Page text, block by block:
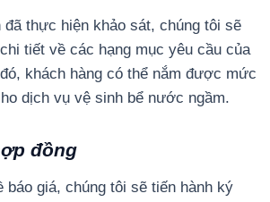
đã thực hiện khảo sát, chúng tôi sẽ
tiết về các hạng mục yêu cầu của
khách hàng có thể nắm được mức
dịch vụ vệ sinh bể nước ngầm.
đồng
báo giá, chúng tôi sẽ tiến hành ký